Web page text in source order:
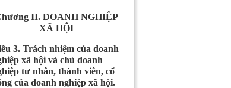
II. DOANH NGHIỆP
XÃ HỘI
3. Trách nhiệm của doanh
xã hội và chủ doanh
tư nhân, thành viên, cổ
của doanh nghiệp xã hội.